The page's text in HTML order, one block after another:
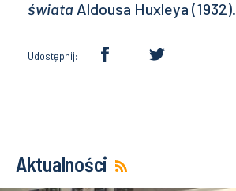
świata Aldousa Huxleya (1932).
Udostępnij:
Aktualności